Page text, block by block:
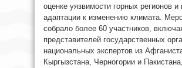
оценке уязвимости горных регионов и
адаптации к изменению климата.
собрало более 60 участников,
представителей государственных
национальных экспертов из
Кыргызстана, Черногории и